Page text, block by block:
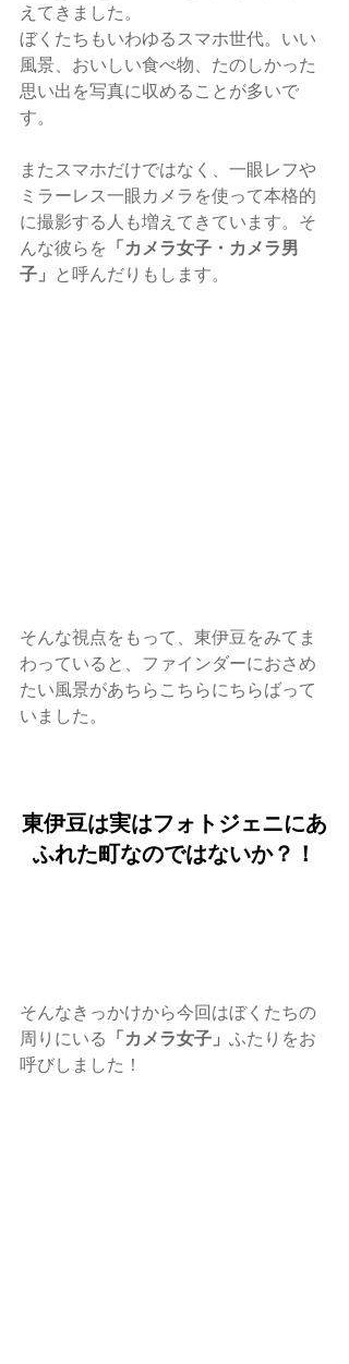
えてきました。
ぼくたちもいわゆるスマホ世代。いい
風景、おいしい食べ物、たのしかった
思い出を写真に収めることが多いで
す。
またスマホだけではなく、一眼レフや
ミラーレス一眼カメラを使って本格的
に撮影する人も増えてきています。そ
んな彼らを 「カメラ女子・カメラ男
子」
と呼んだりもします。
そんな視点をもって、東伊豆をみてま
わっていると、ファインダーにおさめ
たい風景があちらこちらにちらばって
いました。
東伊豆は実はフォトジェニにあ
ふれた町なのではないか？！
そんなきっかけから今回はぼくたちの
周りにいる 「カメラ女子」 ふたりをお
呼びしました！